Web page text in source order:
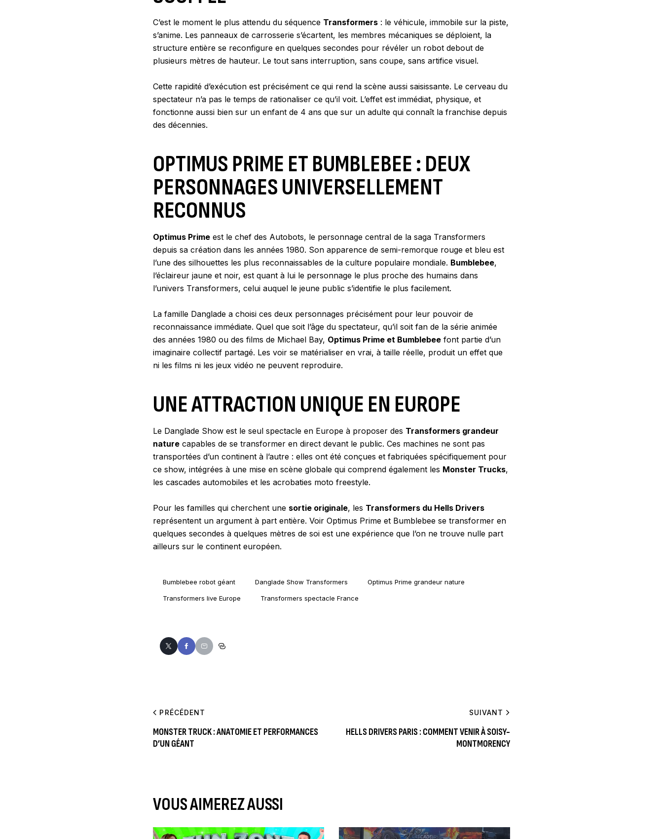
C’est le moment le plus attendu du séquence Transformers: le véhicule, immobile sur la piste,
s’anime. Les panneaux de carrosserie s’écartent, les membres mécaniques se déploient, la
structure entière se reconfigure en quelques secondes pour révéler un robot debout de
plusieurs mètres de hauteur. Le tout sans interruption, sans coupe, sans artifice visuel.
Cette rapidité d’exécution est précisément ce qui rend la scène aussi saisissante. Le cerveau du
spectateur n’a pas le temps de rationaliser ce qu’il voit. L’effet est immédiat, physique, et
fonctionne aussi bien sur un enfant de 4 ans que sur un adulte qui connaît la franchise depuis
des décennies.
OPTIMUS PRIME ET BUMBLEBEE : DEUX
PERSONNAGES UNIVERSELLEMENT
RECONNUS
Optimus Primeest le chef des Autobots, le personnage central de la saga Transformers
depuis sa création dans les années 1980. Son apparence de semi-remorque rouge et bleu est
l’une des silhouettes les plus reconnaissables de la culture populaire mondiale. Bumblebee,
l’éclaireur jaune et noir, est quant à lui le personnage le plus proche des humains dans
l’univers Transformers, celui auquel le jeune public s’identifie le plus facilement.
La famille Danglade a choisi ces deux personnages précisément pour leur pouvoir de
reconnaissance immédiate. Quel que soit l’âge du spectateur, qu’il soit fan de la série animée
des années 1980 ou des films de Michael Bay, Optimus Prime et Bumblebeefont partie d’un
imaginaire collectif partagé. Les voir se matérialiser en vrai, à taille réelle, produit un effet que
ni les films ni les jeux vidéo ne peuvent reproduire.
UNE ATTRACTION UNIQUE EN EUROPE
Le Danglade Show est le seul spectacle en Europe à proposer des Transformers grandeur
naturecapables de se transformer en direct devant le public. Ces machines ne sont pas
transportées d’un continent à l’autre : elles ont été conçues et fabriquées spécifiquement pour
ce show, intégrées à une mise en scène globale qui comprend également les Monster Trucks,
les cascades automobiles et les acrobaties moto freestyle.
Pour les familles qui cherchent une sortie originale, les Transformers du Hells Drivers
représentent un argument à part entière. Voir Optimus Prime et Bumblebee se transformer en
quelques secondes à quelques mètres de soi est une expérience que l’on ne trouve nulle part
ailleurs sur le continent européen.
Bumblebee robot géant Danglade Show Transformers Optimus Prime grandeur nature
Transformers live Europe Transformers spectacle France
PRÉCÉDENT
MONSTER TRUCK : ANATOMIE ET PERFORMANCES
D’UN GÉANT
SUIVANT
HELLS DRIVERS PARIS : COMMENT VENIR À SOISY-
MONTMORENCY
VOUS AIMEREZ AUSSI